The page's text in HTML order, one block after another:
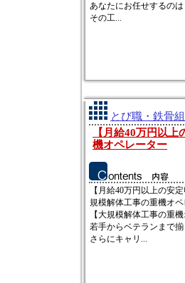
あなたにお任せするのは
その工...
とび職・鉄骨
【月給40万円以
機オペレーター
【月給40万円以上の安
規模解体工事の重機オ
【大規模解体工事の重
若手からベテランまで
さらにキャリ...